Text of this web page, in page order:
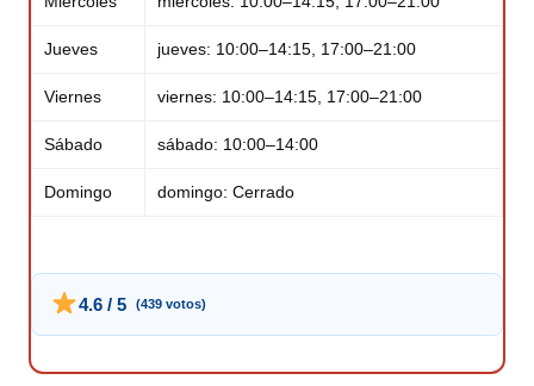
Jueves jueves: 10:00–14:15, 17:00–21:00
Viernes viernes: 10:00–14:15, 17:00–21:00
Sábado sábado: 10:00–14:00
Domingo domingo: Cerrado
4.6 / 5 (439 votos)